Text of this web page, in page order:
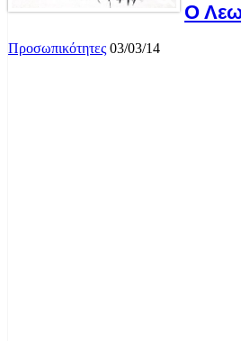
Ο
Προσωπικότητες 03/03/14